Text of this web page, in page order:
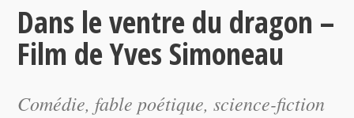
Dans le ventre du dragon –
Film de Yves Simoneau
Comédie, fable poétique, science-fiction